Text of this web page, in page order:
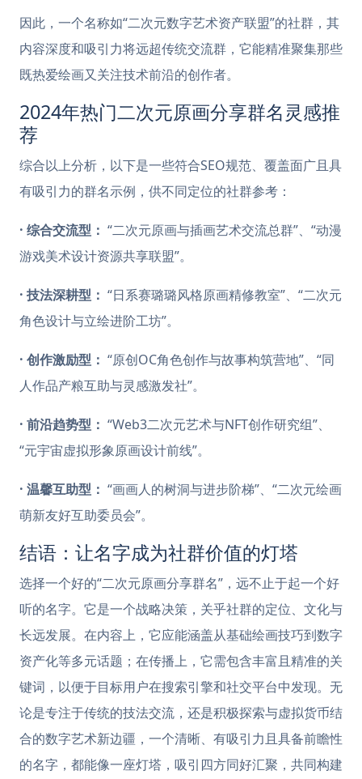
因此，一个名称如“二次元数字艺术资产联盟”的社群，其
内容深度和吸引力将远超传统交流群，它能精准聚集那些
既热爱绘画又关注技术前沿的创作者。
2024年热门二次元原画分享群名灵感推
荐
综合以上分析，以下是一些符合SEO规范、覆盖面广且具
有吸引力的群名示例，供不同定位的社群参考：
· 综合交流型： “二次元原画与插画艺术交流总群”、“动漫
游戏美术设计资源共享联盟”。
· 技法深耕型： “日系赛璐璐风格原画精修教室”、“二次元
角色设计与立绘进阶工坊”。
· 创作激励型： “原创OC角色创作与故事构筑营地”、“同
人作品产粮互助与灵感激发社”。
· 前沿趋势型： “Web3二次元艺术与NFT创作研究组”、
“元宇宙虚拟形象原画设计前线”。
· 温馨互助型： “画画人的树洞与进步阶梯”、“二次元绘画
萌新友好互助委员会”。
结语：让名字成为社群价值的灯塔
选择一个好的“二次元原画分享群名”，远不止于起一个好
听的名字。它是一个战略决策，关乎社群的定位、文化与
长远发展。在内容上，它应能涵盖从基础绘画技巧到数字
资产化等多元话题；在传播上，它需包含丰富且精准的关
键词，以便于目标用户在搜索引擎和社交平台中发现。无
论是专注于传统的技法交流，还是积极探索与虚拟货币结
合的数字艺术新边疆，一个清晰、有吸引力且具备前瞻性
的名字，都能像一座灯塔，吸引四方同好汇聚，共同构建